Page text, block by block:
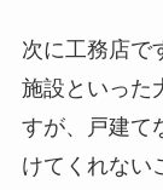
次に工務店で
施設といった
すが、戸建て
けてくれない